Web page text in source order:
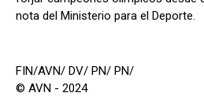
nota del Ministerio para el Deporte.
FIN/AVN/ DV/ PN/ PN/
© AVN - 2024